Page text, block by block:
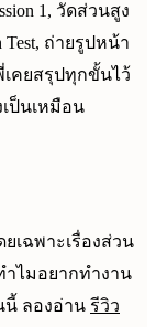
1, วัดส่วนสูง
Test, ถ่ายรูปหน้า
เคยสรุปทุกขั้นไว้
ป็นเหมือน
ยเฉพาะเรื่องส่วน
ำไมอยากทำงาน
นี้ ลองอ่าน รีวิว